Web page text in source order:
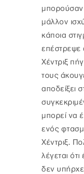
μπορούσαν
μάλλον
κάποια
επέστρεψε
Χέντριξ
τους
αποδείξει
μπορεί να
ενός
Χέντριξ.
λέγεται
δεν